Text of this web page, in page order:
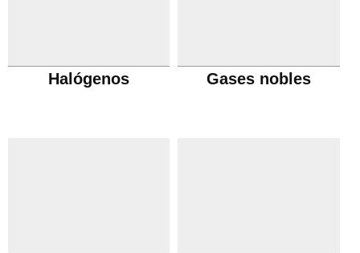
Halógenos Gases nobles